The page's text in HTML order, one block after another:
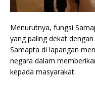
Menurutnya, fungsi
yang paling dekat
Samapta di lapangan
negara dalam
kepada masyarakat.